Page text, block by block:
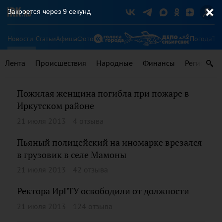
Новости СтатьиАфишаФото Погода
Лента Происшествия Народные Финансы Регионы
Пожилая женщина погибла при пожаре в
Иркутском районе
Пьяный полицейский на иномарке врезался
в грузовик в селе Мамоны
Ректора ИрГТУ освободили от должности
Закроется через 9 секунд